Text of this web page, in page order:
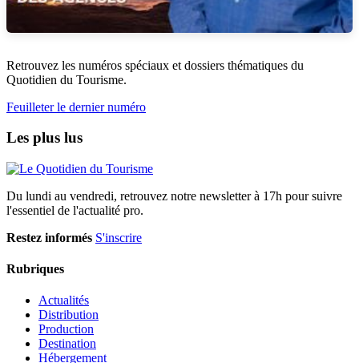
Retrouvez les numéros spéciaux et dossiers thématiques du
Quotidien du Tourisme.
Feuilleter le dernier numéro
Les plus lus
Du lundi au vendredi, retrouvez notre newsletter à 17h pour suivre
l'essentiel de l'actualité pro.
Restez informés S'inscrire
Rubriques
Actualités
Distribution
Production
Destination
Hébergement